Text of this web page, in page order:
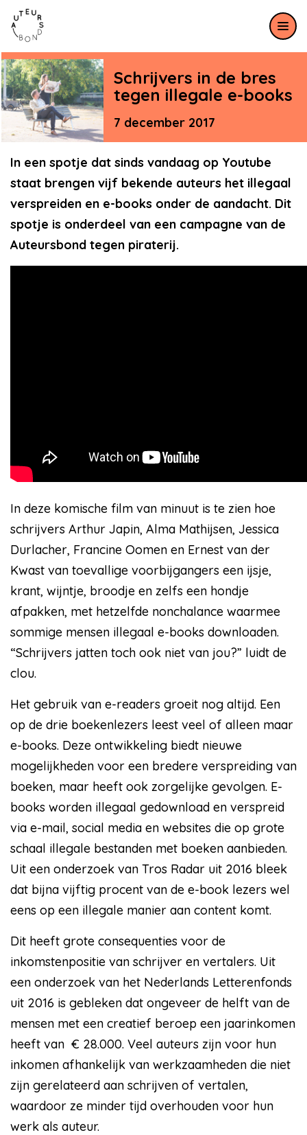
Meteen naar de content
Schrijvers in de bres
tegen illegale e-books
7 december 2017
In een spotje dat sinds vandaag op Youtube
staat brengen vijf bekende auteurs het illegaal
verspreiden en e-books onder de aandacht. Dit
spotje is onderdeel van een campagne van de
Auteursbond tegen piraterij.
In deze komische film van minuut is te zien hoe
schrijvers Arthur Japin, Alma Mathijsen, Jessica
Durlacher, Francine Oomen en Ernest van der
Kwast van toevallige voorbijgangers een ijsje,
krant, wijntje, broodje en zelfs een hondje
afpakken, met hetzelfde nonchalance waarmee
sommige mensen illegaal e-books downloaden.
“Schrijvers jatten toch ook niet van jou?” luidt de
clou.
Het gebruik van e-readers groeit nog altijd. Een
op de drie boekenlezers leest veel of alleen maar
e-books. Deze ontwikkeling biedt nieuwe
mogelijkheden voor een bredere verspreiding van
boeken, maar heeft ook zorgelijke gevolgen. E-
books worden illegaal gedownload en verspreid
via e-mail, social media en websites die op grote
schaal illegale bestanden met boeken aanbieden.
Uit een onderzoek van Tros Radar uit 2016 bleek
dat bijna vijftig procent van de e-book lezers wel
eens op een illegale manier aan content komt.
Dit heeft grote consequenties voor de
inkomstenpositie van schrijver en vertalers. Uit
een onderzoek van het Nederlands Letterenfonds
uit 2016 is gebleken dat ongeveer de helft van de
mensen met een creatief beroep een jaarinkomen
heeft van € 28.000. Veel auteurs zijn voor hun
inkomen afhankelijk van werkzaamheden die niet
zijn gerelateerd aan schrijven of vertalen,
waardoor ze minder tijd overhouden voor hun
werk als auteur.